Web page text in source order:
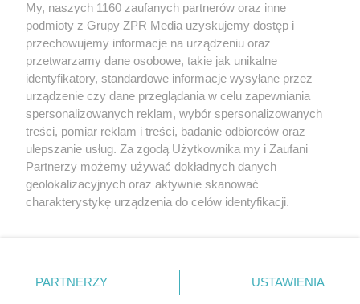
Żaden utwór zamieszczony w serwisie nie może być powielany i
rozpowszechniany lub dalej rozpowszechniany w jakikolwiek sposób (w
tym także elektroniczny lub mechaniczny) na jakimkolwiek polu
eksploatacji w jakiejkolwiek formie, włącznie z umieszczaniem w
Internecie bez pisemnej zgody właściciela praw. Jakiekolwiek użycie lub
wykorzystanie utworów w całości lub w części z naruszeniem prawa,
tzn. bez właściwej zgody, jest zabronione pod groźbą kary i może być
ścigane prawnie.
My, naszych 1160 zaufanych partnerów oraz inne
podmioty z Grupy ZPR Media uzyskujemy dostęp i
przechowujemy informacje na urządzeniu oraz
przetwarzamy dane osobowe, takie jak unikalne
identyfikatory, standardowe informacje wysyłane przez
urządzenie czy dane przeglądania w celu zapewniania
spersonalizowanych reklam, wybór spersonalizowanych
treści, pomiar reklam i treści, badanie odbiorców oraz
ulepszanie usług. Za zgodą Użytkownika my i Zaufani
Partnerzy możemy używać dokładnych danych
geolokalizacyjnych oraz aktywnie skanować
charakterystykę urządzenia do celów identyfikacji.
zmienić/wycofać klikając przycisk ustawień prywatności
znajdujący się w lewym dolnym rogu strony
PARTNERZY USTAWIENIA